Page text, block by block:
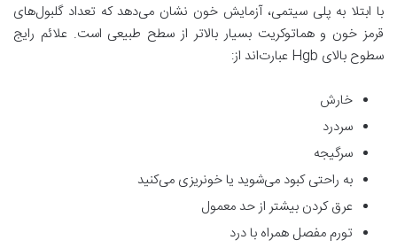
با ابتلا به پلی سیتمی، آزمایش خون نشان می‌دهد که تعداد گلبول‌های
قرمز خون و هماتوکریت بسیار بالاتر از سطح طبیعی است. علائم رایج
سطوح بالای Hgb عبارت‌اند از:
خارش
سردرد
سرگیجه
به راحتی کبود می‌شوید یا خونریزی می‌کنید
عرق کردن بیشتر از حد معمول
تورم مفصل همراه با درد